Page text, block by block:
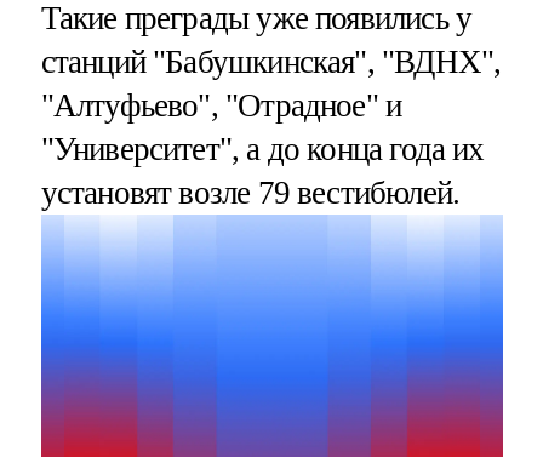
Такие преграды уже появились у
станций "Бабушкинская", "ВДНХ",
"Алтуфьево", "Отрадное" и
"Университет", а до конца года их
установят возле 79 вестибюлей.